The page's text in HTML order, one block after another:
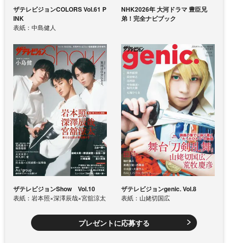
ザテレビジョンCOLORS Vol.61 P
INK
表紙：中島健人
NHK2026年 大河ドラマ 豊臣兄
弟！完全ナビブック
ザテレビジョンShow Vol.10
表紙：岩本照×深澤辰哉×宮舘涼太
ザテレビジョンgenic. Vol.8
表紙：山姥切国広
プレゼントに応募する